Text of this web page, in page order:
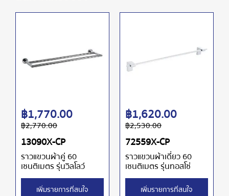
13090X-CP
ราวแขวนผ้าคู่ 60
เซนติเมตร รุ่นวิลโลว์
฿2,770.00
฿1,770.00
เพิ่มรายการที่สนใจ
72559X-CP
ราวแขวนผ้าเดี่ยว 60
เซนติเมตร รุ่นทอสโซ่
฿2,530.00
฿1,620.00
เพิ่มรายการที่สนใจ